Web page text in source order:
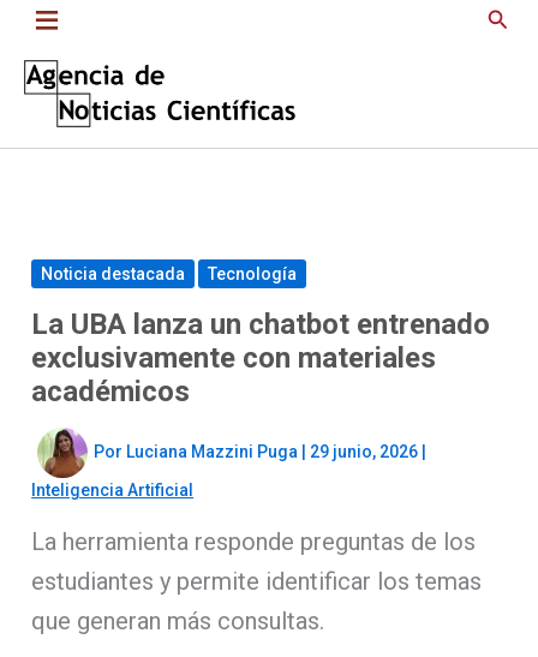
Saltar
contenido
Noticia destacada Tecnología
La UBA lanza un chatbot entrenado
exclusivamente con materiales
académicos
Por Luciana Mazzini Puga 29 junio, 2026
Inteligencia Artificial
La herramienta responde preguntas de los
estudiantes y permite identificar los temas
que generan más consultas.